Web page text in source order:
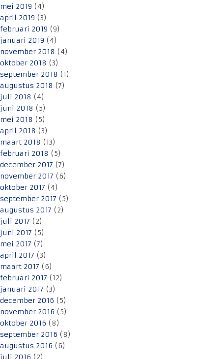
mei 2019 (4)
april 2019 (3)
februari 2019 (9)
januari 2019 (4)
november 2018 (4)
oktober 2018 (3)
september 2018 (1)
augustus 2018 (7)
juli 2018 (4)
juni 2018 (5)
mei 2018 (5)
april 2018 (3)
maart 2018 (13)
februari 2018 (5)
december 2017 (7)
november 2017 (6)
oktober 2017 (4)
september 2017 (5)
augustus 2017 (2)
juli 2017 (2)
juni 2017 (5)
mei 2017 (7)
april 2017 (3)
maart 2017 (6)
februari 2017 (12)
januari 2017 (3)
december 2016 (5)
november 2016 (5)
oktober 2016 (8)
september 2016 (8)
augustus 2016 (6)
juli 2016 (2)